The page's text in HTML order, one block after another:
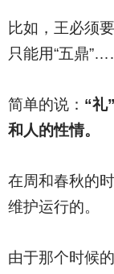
比如，王必须
只能用“五鼎
简单的说： “礼
和人的性情。
在周和春秋的
维护运行的。
由于那个时候